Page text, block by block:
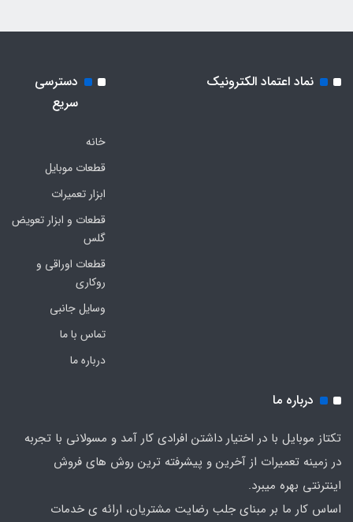
نماد اعتماد الکترونیک
دسترسی
سریع
خانه
قطعات موبایل
ابزار تعمیرات
قطعات و ابزار تعویض
گلس
قطعات اوراقی و
روکاری
وسایل جانبی
تماس با ما
درباره ما
درباره ما
تکتاز موبایل با در اختیار داشتن افرادی کار آمد و مسولانی با تجربه
در زمینه تعمیرات از آخرین و پیشرفته ترین روش های فروش
اینترنتی بهره میبرد.
اساس کار ما بر مبنای جلب رضایت مشتریان، ارائه ی خدمات